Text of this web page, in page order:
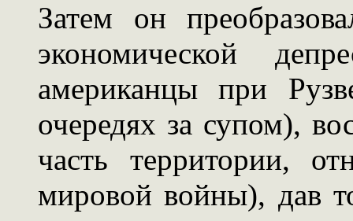
Затем он
экономической
американцы при
очередях за супом),
часть территории,
мировой войны), дав